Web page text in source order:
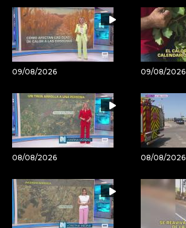
artículo
09/08/2026 09/08/2026
08/08/2026 08/08/2026